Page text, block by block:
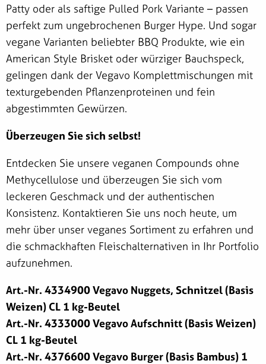
Patty oder als saftige Pulled Pork Variante – passen
perfekt zum ungebrochenen Burger Hype. Und sogar
vegane Varianten beliebter BBQ Produkte, wie ein
American Style Brisket oder würziger Bauchspeck,
gelingen dank der Vegavo Komplettmischungen mit
texturgebenden Pflanzenproteinen und fein
abgestimmten Gewürzen.
Überzeugen Sie sich selbst!
Entdecken Sie unsere veganen Compounds ohne
Methycellulose und überzeugen Sie sich vom
leckeren Geschmack und der authentischen
Konsistenz. Kontaktieren Sie uns noch heute, um
mehr über unser veganes Sortiment zu erfahren und
die schmackhaften Fleischalternativen in Ihr Portfolio
aufzunehmen.
Art.-Nr. 4334900 Vegavo Nuggets, Schnitzel (Basis
Weizen) CL 1 kg-Beutel
Art.-Nr. 4333000 Vegavo Aufschnitt (Basis Weizen)
CL 1 kg-Beutel
Art.-Nr. 4376600 Vegavo Burger (Basis Bambus) 1